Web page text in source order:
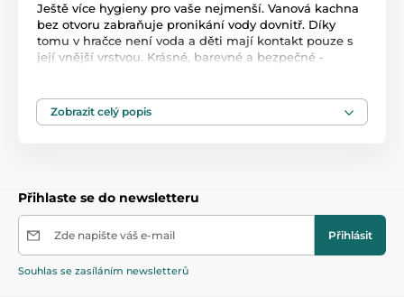
Ještě více hygieny pro vaše nejmenší. Vanová kachna
bez otvoru zabraňuje pronikání vody dovnitř. Díky
tomu v hračce není voda a děti mají kontakt pouze s
její vnější vrstvou. Krásné, barevné a bezpečné -
přizpůsoben malé ručce dítěte Různé barvy a tvary
vybízejí ke hře HRAČKY TULLO JSOU BEZPEČNÉ:
Produkt je zařazen v kategoriích
Do vody 47,5
Zobrazit celý popis
Přihlaste se do newsletteru
Zde napište váš e-mail Přihlásit
Souhlas se zasíláním newsletterů